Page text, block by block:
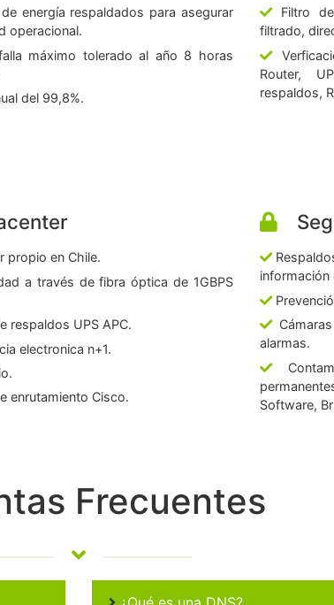
energía respaldados para asegurar
operacional.
máximo tolerado al año 8 horas
del 99,8%.
Filtro de
filtrado,
Router,
respaldos,
propio en Chile.
a través de fibra óptica de 1GBPS
respaldos UPS APC.
electronica n+1.
enrutamiento Cisco.
información
alarmas.
Software,
Frecuentes